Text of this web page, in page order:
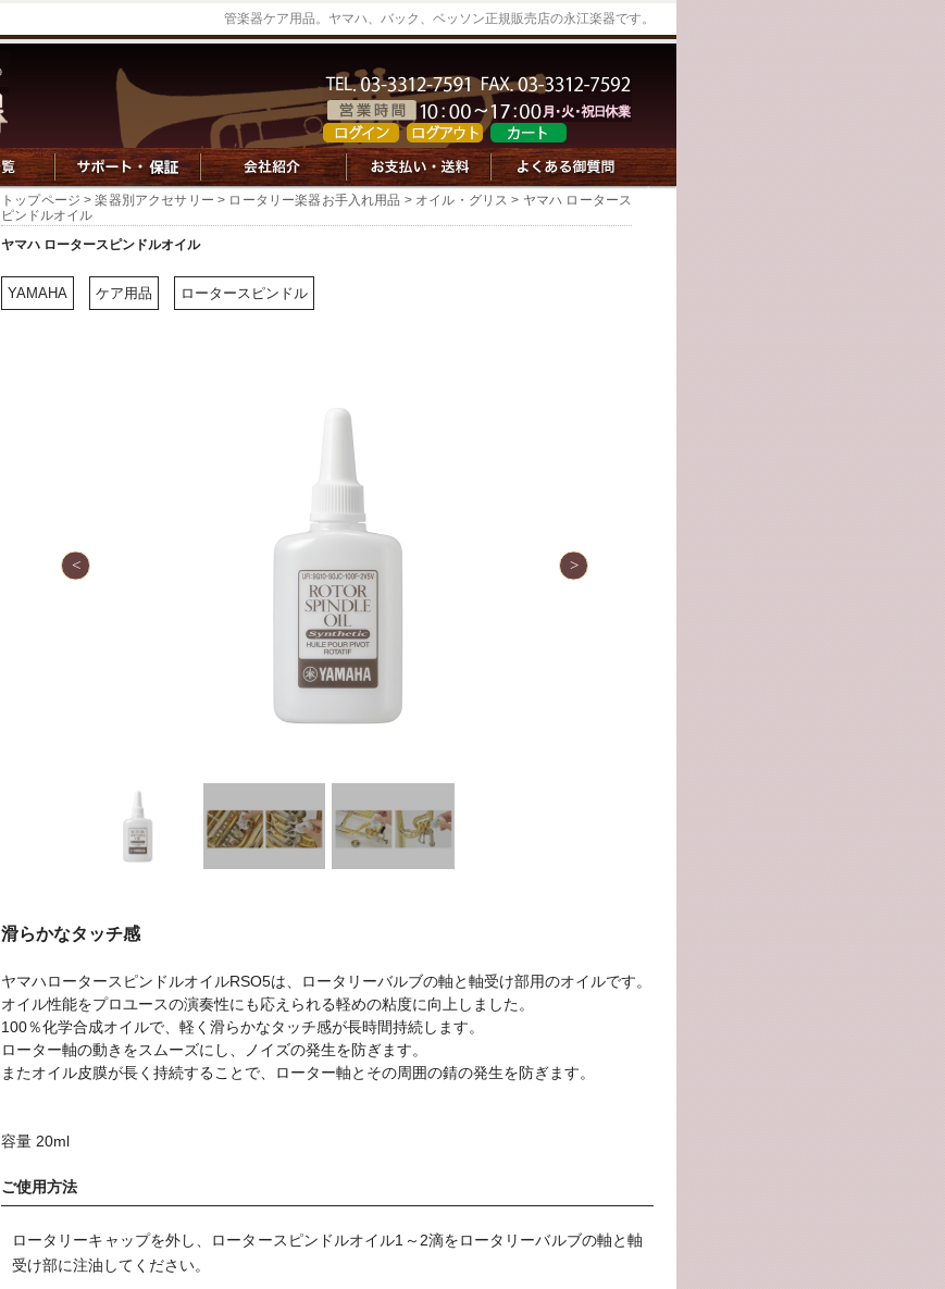
管楽器ケア用品。ヤマハ、バック、ベッソン正規販売店の永江楽器です。
トップページ >楽器別アクセサリー > ロータリー楽器お手入れ用品 > オイル・グリス > ヤマハ ロータース
ピンドルオイル
ヤマハ ロータースピンドルオイル
YAMAHA ケア用品 ロータースピンドル
滑らかなタッチ感
ヤマハロータースピンドルオイルRSO5は、ロータリーバルブの軸と軸受け部用のオイルです。
オイル性能をプロユースの演奏性にも応えられる軽めの粘度に向上しました。
100％化学合成オイルで、軽く滑らかなタッチ感が長時間持続します。
ローター軸の動きをスムーズにし、ノイズの発生を防ぎます。
またオイル皮膜が長く持続することで、ローター軸とその周囲の錆の発生を防ぎます。
容量 20ml
ご使用方法
ロータリーキャップを外し、ロータースピンドルオイル1～2滴をロータリーバルブの軸と軸
受け部に注油してください。